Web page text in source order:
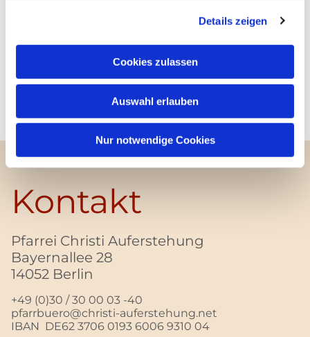
Details zeigen
Cookies zulassen
Auswahl erlauben
Nur notwendige Cookies
Kontakt
Pfarrei Christi Auferstehung
Bayernallee 28
14052 Berlin
+49 (0)30 / 30 00 03 -40
pfarrbuero@christi-auferstehung.net
IBAN DE62 3706 0193 6006 9310 04